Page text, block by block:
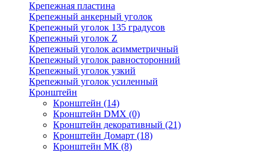
Крепежная пластина
Крепежный анкерный уголок
Крепежный уголок 135 градусов
Крепежный уголок Z
Крепежный уголок асимметричный
Крепежный уголок равносторонний
Крепежный уголок узкий
Крепежный уголок усиленный
Кронштейн
Кронштейн (14)
Кронштейн DMX (0)
Кронштейн декоративный (21)
Кронштейн Домарт (18)
Кронштейн МК (8)